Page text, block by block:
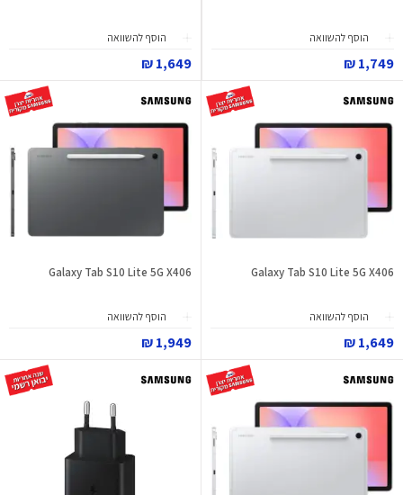
הוסף להשוואה
1,749 ₪
הוסף להשוואה
1,649 ₪
Galaxy Tab S10 Lite 5G X406
הוסף להשוואה
1,649 ₪
Galaxy Tab S10 Lite 5G X406
הוסף להשוואה
1,949 ₪